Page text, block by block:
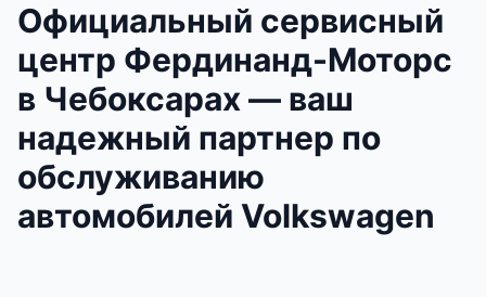
Официальный сервисный
центр Фердинанд-Моторс
в Чебоксарах — ваш
надежный партнер по
обслуживанию
автомобилей Volkswagen